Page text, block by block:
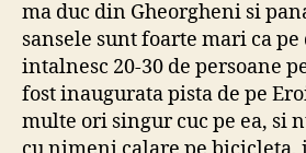
ma duc din Gheorgheni si
sansele sunt foarte mari ca pe
intalnesc 20-30 de persoane
fost inaugurata pista de pe
multe ori singur cuc pe ea, si